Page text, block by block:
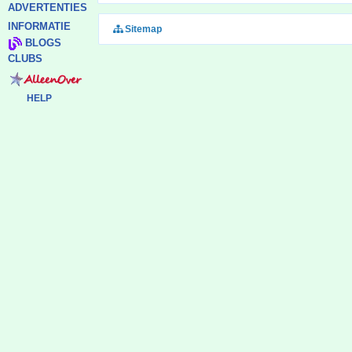
ADVERTENTIES
INFORMATIE
BLOGS
CLUBS
HELP
Sitemap